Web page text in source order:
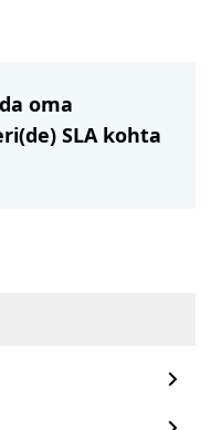
oma
SLA kohta